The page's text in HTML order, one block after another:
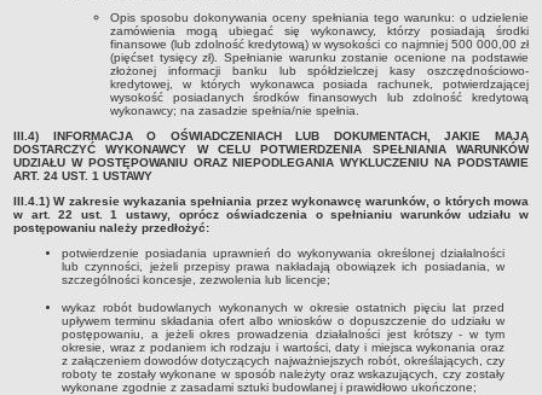
Majątek gminy
Majątek jednostek organizacyjnych
Dług publiczny
Realizacja inwestycji
Sprawozdania z wykonania budżetu
Sprawozdania kwartalne RB
Sprawozdania finansowe
Informacje z wykonania budżetu gminy (w tym ulgi, odroczenia)
Interpretacje indywidualne
SPRAWY DO ZAŁATWIENIA
BUDOWA PRZYDOMOWYCH OCZYSZCZALNI ŚCIEKÓW -
DOFINANSOWANIE
Preferencyjny zakup węgla
Opis sposobu dokonywania oceny spełniania tego warunku: o udzielenie
zamówienia mogą ubiegać się wykonawcy, którzy posiadają środki
finansowe (lub zdolność kredytową) w wysokości co najmniej 500 000,00 zł
(pięćset tysięcy zł). Spełnianie warunku zostanie ocenione na podstawie
złożonej informacji banku lub spółdzielczej kasy oszczędnościowo-
kredytowej, w których wykonawca posiada rachunek, potwierdzającej
wysokość posiadanych środków finansowych lub zdolność kredytową
wykonawcy; na zasadzie spełnia/nie spełnia.
III.4) INFORMACJA O OŚWIADCZENIACH LUB DOKUMENTACH, JAKIE MAJĄ
DOSTARCZYĆ WYKONAWCY W CELU POTWIERDZENIA SPEŁNIANIA WARUNKÓW
UDZIAŁU W POSTĘPOWANIU ORAZ NIEPODLEGANIA WYKLUCZENIU NA PODSTAWIE
ART. 24 UST. 1 USTAWY
III.4.1) W zakresie wykazania spełniania przez wykonawcę warunków, o których mowa
w art. 22 ust. 1 ustawy, oprócz oświadczenia o spełnianiu warunków udziału w
postępowaniu należy przedłożyć:
potwierdzenie posiadania uprawnień do wykonywania określonej działalności
lub czynności, jeżeli przepisy prawa nakładają obowiązek ich posiadania, w
szczególności koncesje, zezwolenia lub licencje;
wykaz robót budowlanych wykonanych w okresie ostatnich pięciu lat przed
upływem terminu składania ofert albo wniosków o dopuszczenie do udziału w
postępowaniu, a jeżeli okres prowadzenia działalności jest krótszy - w tym
okresie, wraz z podaniem ich rodzaju i wartości, daty i miejsca wykonania oraz
z załączeniem dowodów dotyczących najważniejszych robót, określających, czy
roboty te zostały wykonane w sposób należyty oraz wskazujących, czy zostały
wykonane zgodnie z zasadami sztuki budowlanej i prawidłowo ukończone;